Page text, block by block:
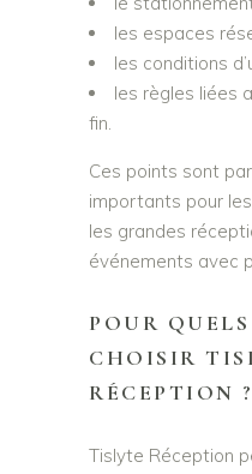
les espaces
les conditions
les règles liées
fin.
Ces points sont
importants pour
les grandes
événements avec
POUR
CHOISIR
RÉCEPTION ?
Tislyte Réception